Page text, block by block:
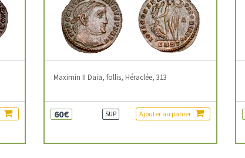
Maximin II Daia, follis, Héraclée, 313
60€ SUP Ajouter au panier